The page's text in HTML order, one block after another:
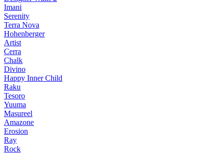
Imani
Serenity
Terra Nova
Hohenberger
Artist
Cerra
Chalk
Divino
Happy Inner Child
Raku
Tesoro
Yuuma
Masureel
Amazone
Erosion
Ray
Rock